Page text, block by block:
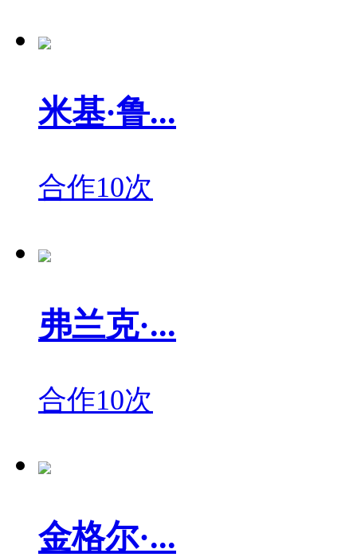
米基·鲁...
合作10次
弗兰克·...
合作10次
金格尔·...